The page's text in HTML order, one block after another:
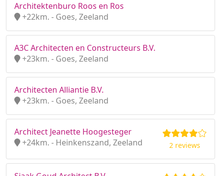
Architektenburo Roos en Ros
+22km. - Goes, Zeeland
A3C Architecten en Constructeurs B.V.
+23km. - Goes, Zeeland
Architecten Alliantie B.V.
+23km. - Goes, Zeeland
Architect Jeanette Hoogesteger
+24km. - Heinkenszand, Zeeland
2 reviews